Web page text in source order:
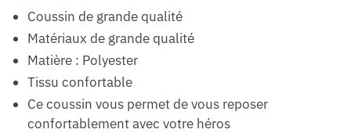
Coussin de grande qualité
Matériaux de grande qualité
Matière : Polyester
Tissu confortable
Ce coussin vous permet de vous reposer
confortablement avec votre héros